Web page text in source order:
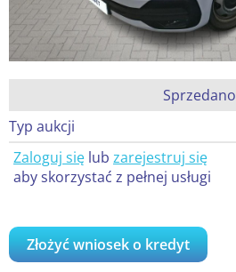
Sprzedano
Typ aukcji
Zaloguj się lub zarejestruj się
aby skorzystać z pełnej usługi
Złożyć wniosek o kredyt